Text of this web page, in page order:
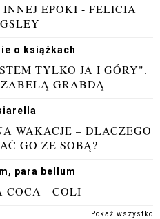
EPOKI - FELICIA
o książkach
TYLKO JA I GÓRY".
GRABDĄ
WAKACJE – DLACZEGO
GO ZE SOBĄ?
para bellum
COCA - COLI
Pokaż wszystko